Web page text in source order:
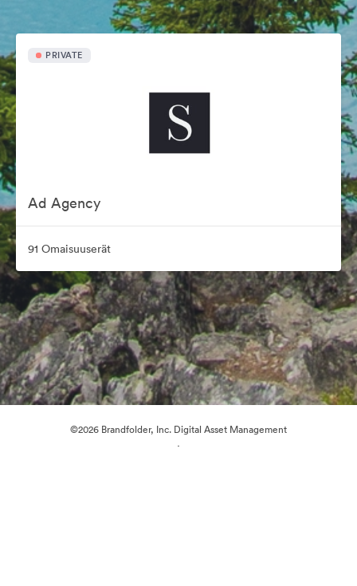
PRIVATE
Ad Agency
91 Omaisuuserät
©2026 Brandfolder, Inc. Digital Asset Management
·